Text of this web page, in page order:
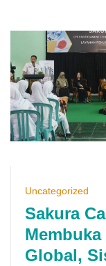
Uncategorized
Sakura
Global,